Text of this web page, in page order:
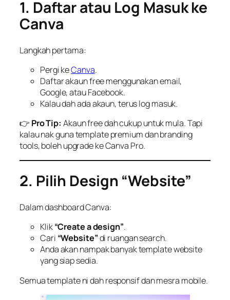
1. Daftar atau Log Masuk ke
Canva
Langkah pertama:
Pergi keCanva.
Daftar akaun free menggunakan email,
Google, atau Facebook.
Kalau dah ada akaun, terus log masuk.
👉 Pro Tip: Akaun free dah cukup untuk mula. Tapi
kalau nak guna template premium dan branding
tools, boleh upgrade ke Canva Pro.
2. Pilih Design “Website”
Dalam dashboard Canva:
Klik“Create a design”.
Cari “Website”di ruangan search.
Anda akan nampak banyak template website
yang siap sedia.
Semua template ni dah responsif dan mesra mobile.